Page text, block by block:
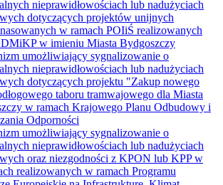
nieprawidłowościach lub nadużyciach
dotyczących projektów unijnych
w ramach POIiŚ realizowanych
w imieniu Miasta Bydgoszczy
umożliwiający sygnalizowanie o
nieprawidłowościach lub nadużyciach
dotyczących projektu "Zakup nowego
taboru tramwajowego dla Miasta
w ramach Krajowego Planu Odbudowy i
Odporności
umożliwiający sygnalizowanie o
nieprawidłowościach lub nadużyciach
oraz niezgodności z KPON lub KPP w
realizowanych w ramach Programu